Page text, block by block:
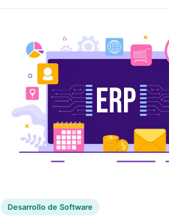
Desarrollo de Software